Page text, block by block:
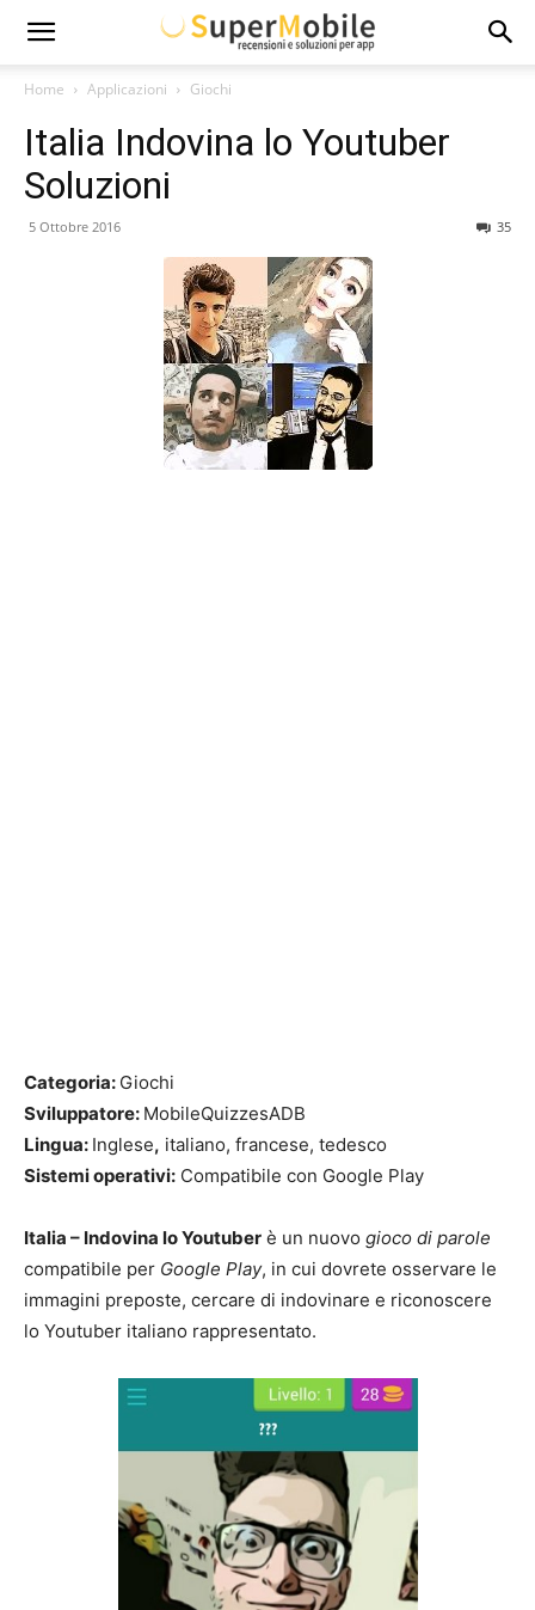
Super
Mobile
Home Applicazioni Giochi
Italia Indovina lo Youtuber
Soluzioni
5 Ottobre 2016 35
Categoria: Giochi
Sviluppatore: MobileQuizzesADB
Lingua: Inglese, italiano, francese, tedesco
Sistemi operativi: Compatibile con Google Play
Italia – Indovina lo Youtuber è un nuovo gioco di parole
compatibile per Google Play, in cui dovrete osservare le
immagini preposte, cercare di indovinare e riconoscere
lo Youtuber italiano rappresentato.